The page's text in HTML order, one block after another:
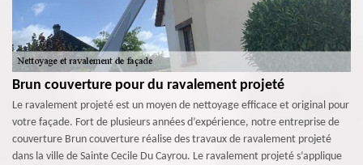
Brun couverture pour du ravalement projeté
Le ravalement projeté est un moyen de nettoyage efficace et original pour
votre façade. Fort de plusieurs années d’expérience, notre entreprise de
couverture Brun couverture réalise des travaux de ravalement projeté
dans la ville de Sainte Cecile Du Cayrou. Le ravalement projeté s’applique